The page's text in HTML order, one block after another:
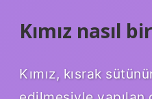
Kımız nasıl
Kımız, kısrak